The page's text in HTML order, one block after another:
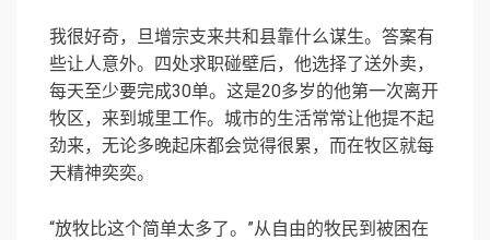
我很好奇，旦增宗支来共和县靠什么谋生。答案有
些让人意外。四处求职碰壁后，他选择了送外卖，
每天至少要完成30单。这是20多岁的他第一次离开
牧区，来到城里工作。城市的生活常常让他提不起
劲来，无论多晚起床都会觉得很累，而在牧区就每
天精神奕奕。
“放牧比这个简单太多了。”从自由的牧民到被困在